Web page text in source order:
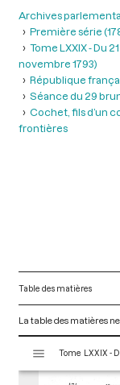
Archives
Première série
Tome LXXIX - Du
novembre 1793)
République
Séance du 29
Cochet, fils d’un
frontières
Table des matières
La table des matières
s